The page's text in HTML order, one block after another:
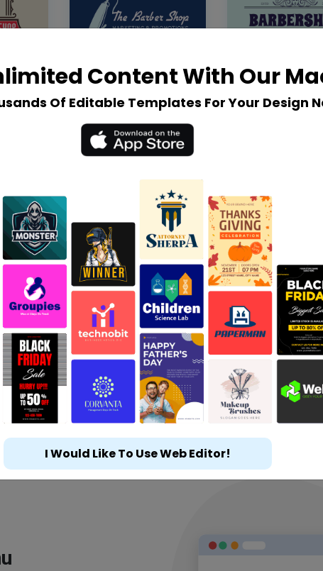
Content With Our
Of Editable Templates For Your Design
I Would Like To Use Web Editor!